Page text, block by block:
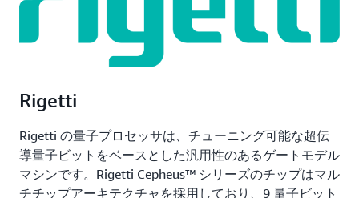
Rigetti
Rigetti の量子プロセッサは、チューニング可能な超伝
導量子ビットをベースとした汎用性のあるゲートモデル
マシンです。Rigetti Cepheus™ シリーズのチップはマル
チチップアーキテクチャを採用しており、9 量子ビット